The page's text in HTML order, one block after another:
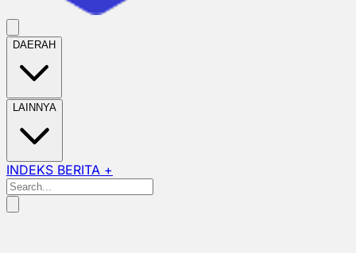
DAERAH
LAINNYA
INDEKS BERITA +